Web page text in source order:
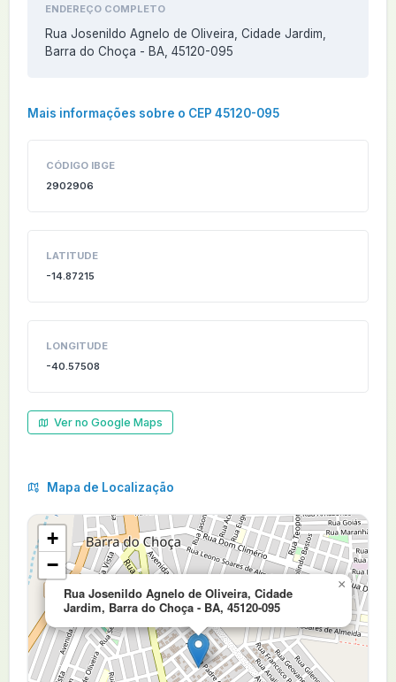
ENDEREÇO COMPLETO
Rua Josenildo Agnelo de Oliveira, Cidade Jardim,
Barra do Choça - BA, 45120-095
Mais informações sobre o CEP 45120-095
CÓDIGO IBGE
2902906
LATITUDE
-14.87215
LONGITUDE
-40.57508
Ver no Google Maps
Mapa de Localização
Rua Josenildo Agnelo de Oliveira, Cidade
Jardim, Barra do Choça - BA, 45120-095
×
+
−